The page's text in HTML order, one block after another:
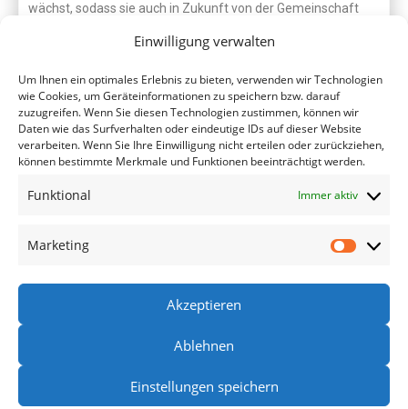
Einwilligung verwalten
Um Ihnen ein optimales Erlebnis zu bieten, verwenden wir Technologien
wie Cookies, um Geräteinformationen zu speichern bzw. darauf
zuzugreifen. Wenn Sie diesen Technologien zustimmen, können wir
Daten wie das Surfverhalten oder eindeutige IDs auf dieser Website
verarbeiten. Wenn Sie Ihre Einwilligung nicht erteilen oder zurückziehen,
können bestimmte Merkmale und Funktionen beeinträchtigt werden.
Funktional Immer aktiv
Marketing
Akzeptieren
Ablehnen
Einstellungen speichern
wächst, sodass sie auch in Zukunft von der Gemeinschaft
auf der Suche nach einem solchen alternativen Ort, um den
Ausblick unter der Paschenburg zu erhalten. Wer Ideen oder
Vorschläge für einen geeigneten Platz hat oder einen Teil
seines Grundstücks zur Verfügung stellen möchte, möge sich
Datenschutzerklärung Kontakt